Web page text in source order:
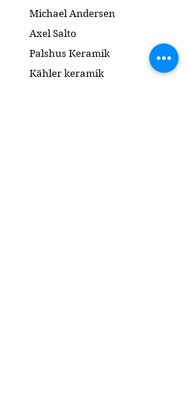
Michael Andersen
Axel Salto
Palshus Keramik
Kähler keramik